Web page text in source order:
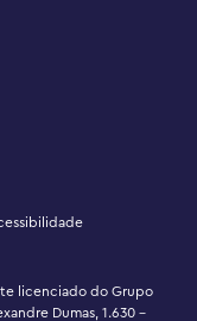
licenciado do Grupo
Dumas, 1.630 -